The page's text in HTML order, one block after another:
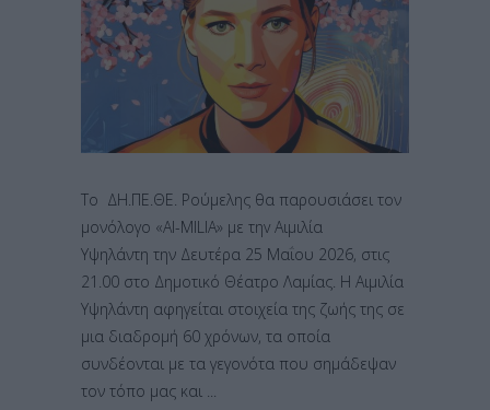
Το ΔΗ.ΠΕ.ΘΕ. Ρούμελης θα παρουσιάσει τον
μονόλογο «AI-MILIA» με τηv Αιμιλία
Υψηλάντη την Δευτέρα 25 Μαΐου 2026, στις
21.00 στο Δημοτικό Θέατρο Λαμίας. Η Αιμιλία
Υψηλάντη αφηγείται στοιχεία της ζωής της σε
μια διαδρομή 60 χρόνων, τα οποία
συνδέονται με τα γεγονότα που σημάδεψαν
τον τόπο μας και